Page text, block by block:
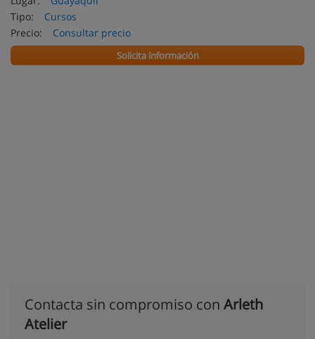
Tipo:
Cursos
Precio:
Consultar precio
Solicita información
Contacta sin compromiso con Arleth
Atelier